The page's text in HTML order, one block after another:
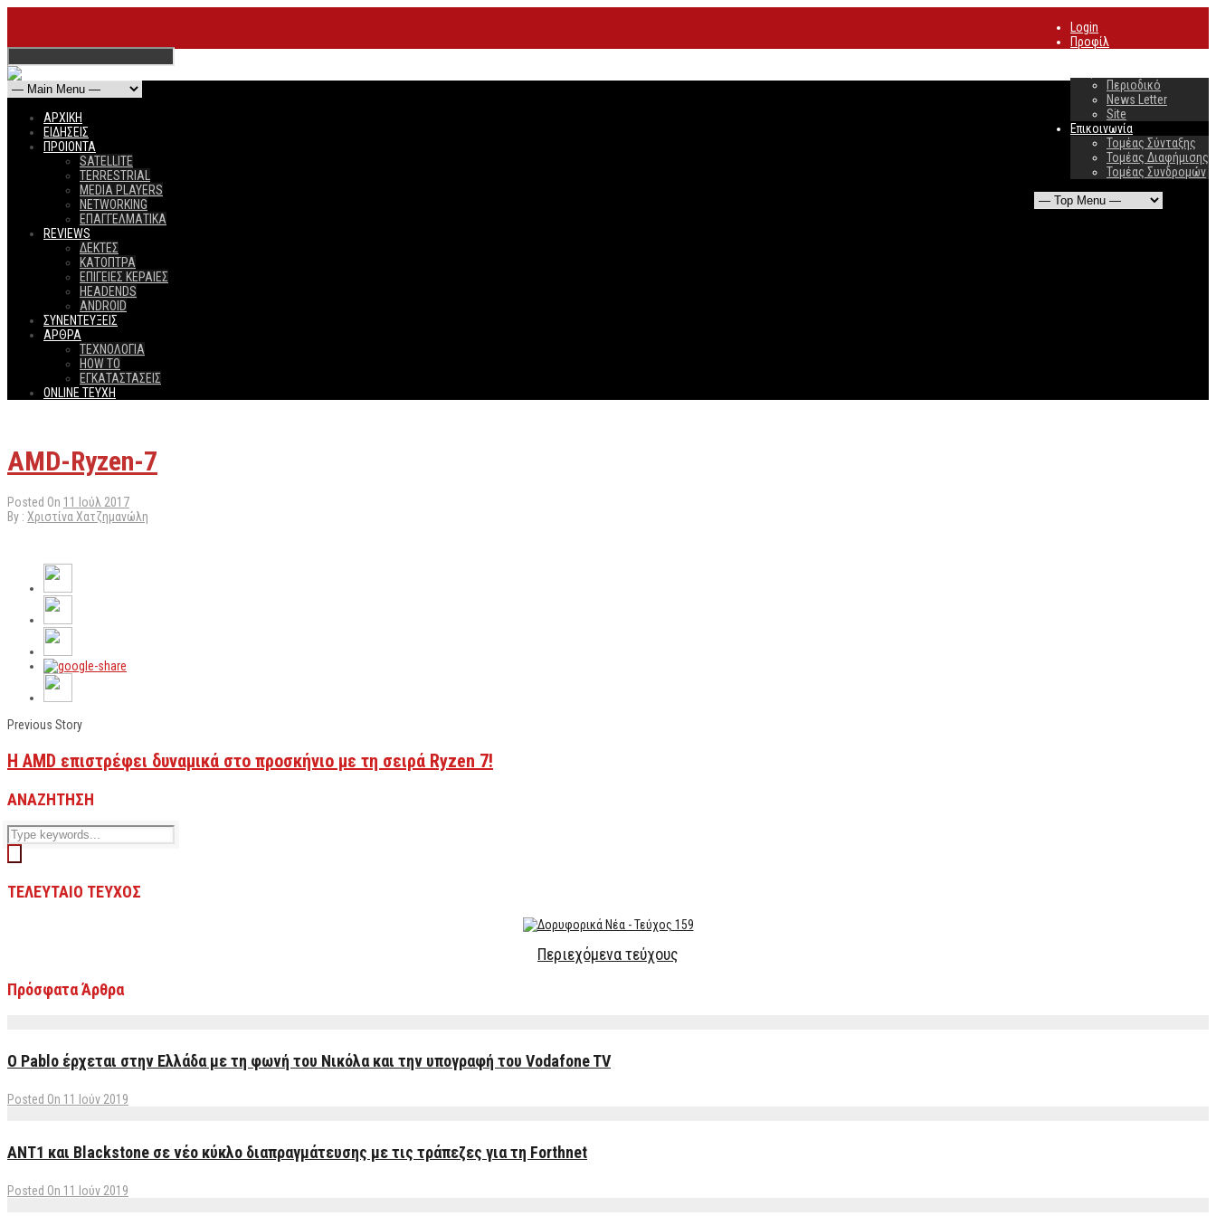
Login
Προφίλ
Περιοδικό
News Letter
Site
Επικοινωνία
Τομέας Σύνταξης
Τομέας Διαφήμισης
Τομέας Συνδρομών
ΑΡΧΙΚΗ
ΕΙΔΗΣΕΙΣ
ΠΡΟΙΟΝΤΑ
SATELLITE
TERRESTRIAL
MEDIA PLAYERS
NETWORKING
ΕΠΑΓΓΕΛΜΑΤΙΚΑ
REVIEWS
ΔΕΚΤΕΣ
ΚΑΤΟΠΤΡΑ
ΕΠΙΓΕΙΕΣ ΚΕΡΑΙΕΣ
HEADENDS
ANDROID
ΣΥΝΕΝΤΕΥΞΕΙΣ
ΑΡΘΡΑ
ΤΕΧΝΟΛΟΓΙΑ
HOW TO
ΕΓΚΑΤΑΣΤΑΣΕΙΣ
ONLINE TEYXH
AMD-Ryzen-7
Posted On 11 Ιούλ 2017
By : Χριστίνα Χατζημανώλη
Previous Story
Η AMD επιστρέφει δυναμικά στο προσκήνιο με τη σειρά Ryzen 7!
ΑΝΑΖΗΤΗΣΗ
ΤΕΛΕΥΤΑΙΟ ΤΕΥΧΟΣ
Περιεχόμενα τεύχους
Πρόσφατα Άρθρα
Ο Pablo έρχεται στην Ελλάδα με τη φωνή του Νικόλα και την υπογραφή του Vodafone TV
Posted On 11 Ιούν 2019
ΑΝΤ1 και Blackstone σε νέο κύκλο διαπραγμάτευσης με τις τράπεζες για τη Forthnet
Posted On 11 Ιούν 2019